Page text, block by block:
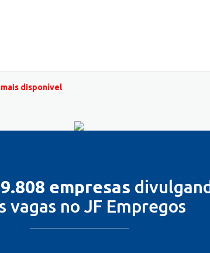
disponível
9.808 empresas
vagas no JF Empregos